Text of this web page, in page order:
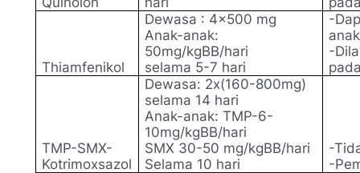
Thiamfenikol
Dewasa : 4x500 mg
Anak-anak:
50mg/kgBB/hari
selama 5-7 hari
-
-
TMP-SMX-
Kotrimoxsazol
Dewasa: 2x(160-800mg)
selama 14 hari
Anak-anak: TMP-6-
10mg/kgBB/hari
SMX 30-50 mg/kgBB/hari
Selama 10 hari
-
-